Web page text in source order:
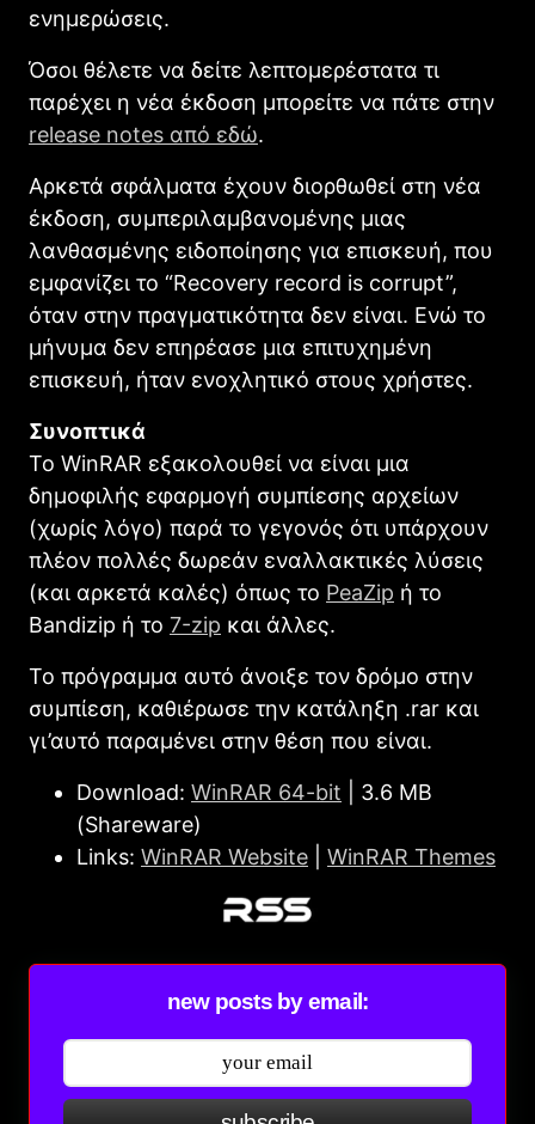
ενημερώσεις.
Όσοι θέλετε να δείτε λεπτομερέστατα τι
παρέχει η νέα έκδοση μπορείτε να πάτε στην
release notes από εδώ.
Αρκετά σφάλματα έχουν διορθωθεί στη νέα
έκδοση, συμπεριλαμβανομένης μιας
λανθασμένης ειδοποίησης για επισκευή, που
εμφανίζει το “Recovery record is corrupt”,
όταν στην πραγματικότητα δεν είναι. Ενώ το
μήνυμα δεν επηρέασε μια επιτυχημένη
επισκευή, ήταν ενοχλητικό στους χρήστες.
Συνοπτικά
Το WinRAR εξακολουθεί να είναι μια
δημοφιλής εφαρμογή συμπίεσης αρχείων
(χωρίς λόγο) παρά το γεγονός ότι υπάρχουν
πλέον πολλές δωρεάν εναλλακτικές λύσεις
(και αρκετά καλές) όπως το PeaZip ή το
Bandizip ή το 7-zip και άλλες.
Το πρόγραμμα αυτό άνοιξε τον δρόμο στην
συμπίεση, καθιέρωσε την κατάληξη .rar και
γι’αυτό παραμένει στην θέση που είναι.
Download: WinRAR 64-bit | 3.6 MB
(Shareware)
Links: WinRAR Website WinRAR Themes
new posts by email: